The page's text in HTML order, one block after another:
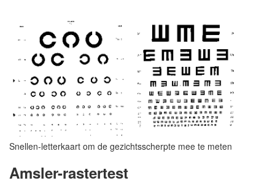
Snellen-letterkaart om de gezichtsscherpte mee te meten
Amsler-rastertest